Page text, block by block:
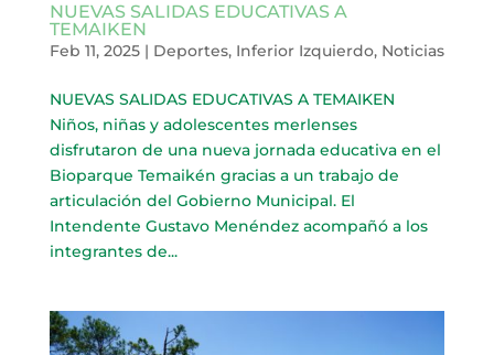
NUEVAS SALIDAS EDUCATIVAS A
TEMAIKEN
Feb 11, 2025| Deportes, Inferior Izquierdo, Noticias
NUEVAS SALIDAS EDUCATIVAS A TEMAIKEN
Niños, niñas y adolescentes merlenses
disfrutaron de una nueva jornada educativa en el
Bioparque Temaikén gracias a un trabajo de
articulación del Gobierno Municipal. El
Intendente Gustavo Menéndez acompañó a los
integrantes de...